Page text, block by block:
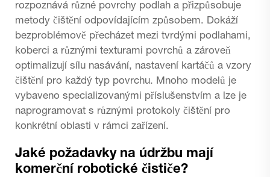
rozpoznává různé povrchy podlah a přizpůsobuje
metody čištění odpovídajícím způsobem. Dokáží
bezproblémově přecházet mezi tvrdými podlahami,
koberci a různými texturami povrchů a zároveň
optimalizují sílu nasávání, nastavení kartáčů a vzory
čištění pro každý typ povrchu. Mnoho modelů je
vybaveno specializovanými příslušenstvím a lze je
naprogramovat s různými protokoly čištění pro
konkrétní oblasti v rámci zařízení.
Jaké požadavky na údržbu mají
komerční robotické čističe?